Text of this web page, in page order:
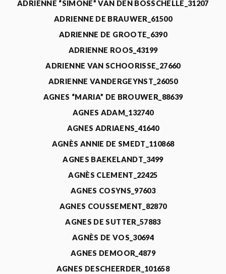
ADRIENNE “SIMONE” VAN DEN BOSSCHELLE_31207
ADRIENNE DE BRAUWER_61500
ADRIENNE DE GROOTE_6390
ADRIENNE ROOS_43199
ADRIENNE VAN SCHOORISSE_27660
ADRIENNE VANDERGEYNST_26050
AGNES “MARIA” DE BROUWER_88639
AGNES ADAM_132740
AGNES ADRIAENS_41640
AGNÈS ANNIE DE SMEDT_110868
AGNES BAEKELANDT_3499
AGNÈS CLEMENT_22425
AGNES COSYNS_97603
AGNES COUSSEMENT_82870
AGNES DE SUTTER_57883
AGNÈS DE VOS_30694
AGNES DEMOOR_4879
AGNES DESCHEERDER_101658